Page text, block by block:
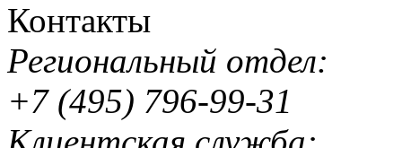
Контакты
Региональный отдел:
+7 (495) 796-99-31